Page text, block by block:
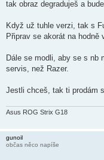
ě
k
tak obraz degraduješ a
Když už tuhle verzi, tak s
Připrav se akorát na hodně
Dále se modli, aby se s nb
servis, než Razer.
Jestli chceš, tak ti prodám
Asus ROG Strix G18
gunoil
občas něco napíše